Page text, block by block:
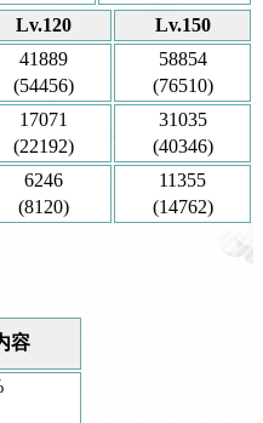
Lv.120 Lv.150
41889
(54456)
58854
(76510)
17071
(22192)
31035
(40346)
6246
(8120)
11355
(14762)
容